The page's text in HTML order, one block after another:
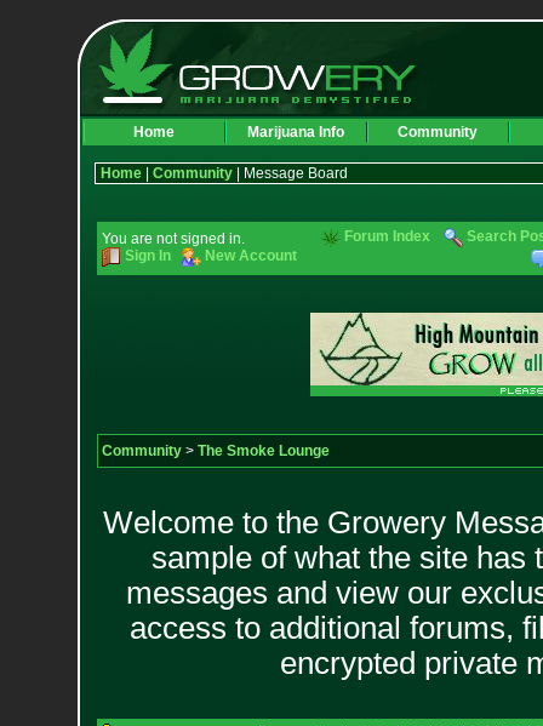
Home Marijuana Info Community
Home| Community| Message Board
You are not signed in.
Sign In
New Account
Forum Index Search
Community> The Smoke Lounge
Welcome to the Growery
sample of what the site has
messages and view our
access to additional forums,
encrypted private